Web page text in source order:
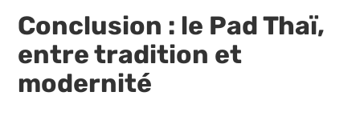
Conclusion : le Pad Thaï,
entre tradition et
modernité